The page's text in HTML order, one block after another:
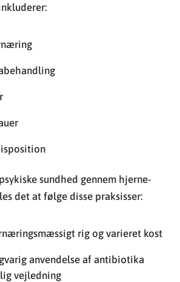
sundhed gennem hjerne-
det at følge disse praksisser:
rig og varieret kost
anvendelse af antibiotika
vejledning